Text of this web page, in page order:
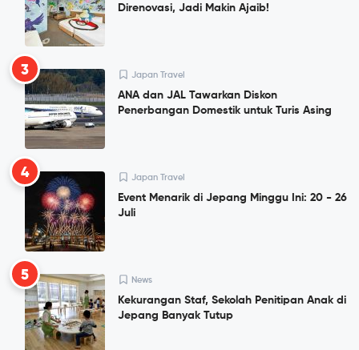
Direnovasi, Jadi Makin Ajaib!
3 Japan Travel
ANA dan JAL Tawarkan Diskon
Penerbangan Domestik untuk Turis Asing
4 Japan Travel
Event Menarik di Jepang Minggu Ini: 20 - 26
Juli
5 News
Kekurangan Staf, Sekolah Penitipan Anak di
Jepang Banyak Tutup